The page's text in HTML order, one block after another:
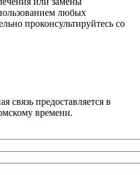
любых
проконсультируйтесь со
связь предоставляется в
времени.